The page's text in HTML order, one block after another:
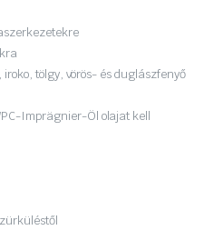
tölgy, vörös- és duglászfenyő
Imprägnier-Öl olajat kell